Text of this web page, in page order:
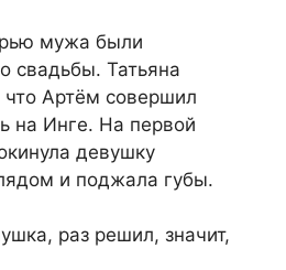
мужа были
свадьбы. Татьяна
что Артём совершил
на Инге. На первой
девушку
и поджала губы.
раз решил, значит,